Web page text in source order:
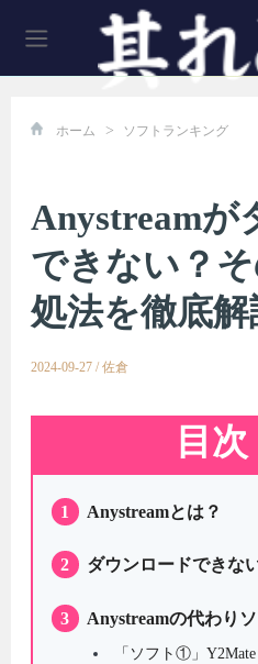
ホーム > ソフトランキング
Anystreamが
できない？
処法を徹底解
2024-09-27 / 佐倉
目次
1 Anystreamとは？
2 ダウンロードできな
3 Anystreamの代わり
「ソフト①」